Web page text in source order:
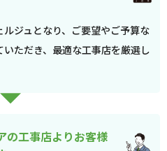
ジュとなり、ご要望やご予算な
ただき、最適な工事店を厳選し
の工事店よりお客様